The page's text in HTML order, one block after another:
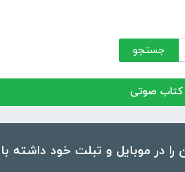
جستجو
کتاب صوتی